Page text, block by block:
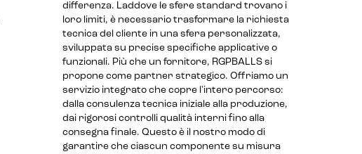
differenza. Laddove le sfere standard trovano i
loro limiti, è necessario trasformare la richiesta
tecnica del cliente in una sfera personalizzata,
sviluppata su precise specifiche applicative o
funzionali. Più che un fornitore, RGPBALLS si
propone come partner strategico. Offriamo un
servizio integrato che copre l'intero percorso:
dalla consulenza tecnica iniziale alla produzione,
dai rigorosi controlli qualità interni fino alla
consegna finale. Questo è il nostro modo di
garantire che ciascun componente su misura